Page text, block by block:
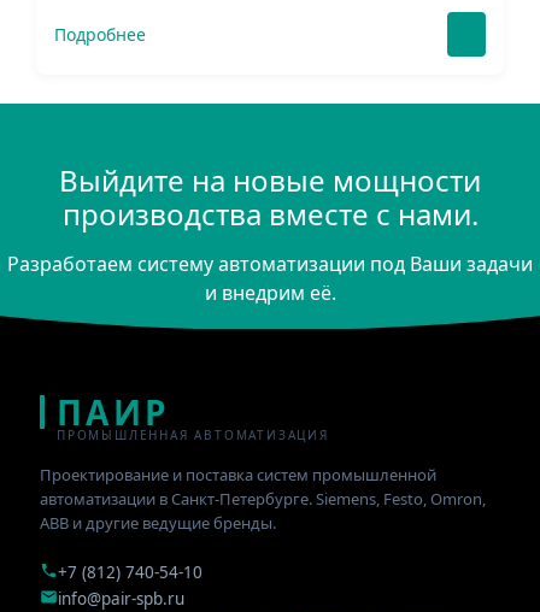
Подробнее
Выйдите на новые мощности
производства вместе с нами.
Разработаем систему автоматизации под Ваши задачи
и внедрим её.
ПАИР
ПРОМЫШЛЕННАЯ АВТОМАТИЗАЦИЯ
Проектирование и поставка систем промышленной
автоматизации в Санкт-Петербурге. Siemens, Festo, Omron,
ABB и другие ведущие бренды.
+7 (812) 740-54-10
info@pair-spb.ru